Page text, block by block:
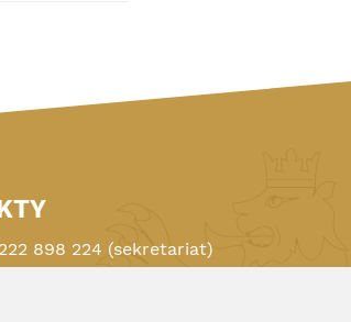
898 224 (sekretariat)